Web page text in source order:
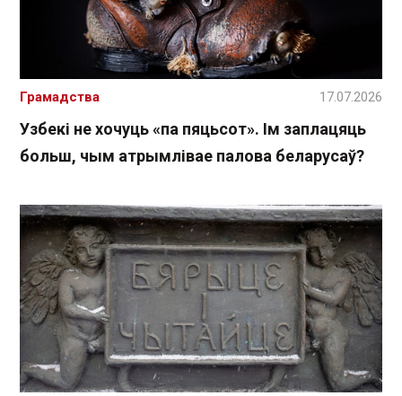
Узбекі не хочуць «па пяцьсот». Ім заплацяць
больш, чым атрымлівае палова беларусаў?
Грамадства 17.07.2026